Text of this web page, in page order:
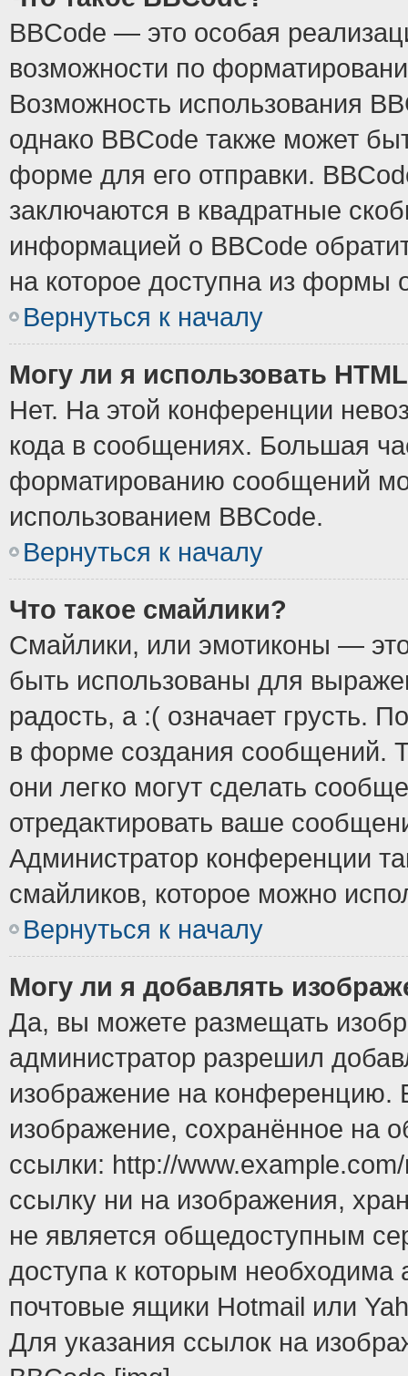
BBCode — это особая
возможности по
Возможность использования
однако BBCode также может
форме для его отправки.
заключаются в квадратные
информацией о BBCode
на которое доступна из формы
Вернуться к началу
Могу ли я использовать
Нет. На этой конференции
кода в сообщениях. Большая
форматированию сообщений
использованием BBCode.
Вернуться к началу
Что такое смайлики?
Смайлики, или эмотиконы —
быть использованы для
радость, а :( означает грусть.
в форме создания сообщений.
они легко могут сделать
отредактировать ваше
Администратор конференции
смайликов, которое можно
Вернуться к началу
Могу ли я добавлять
Да, вы можете размещать
администратор разрешил
изображение на конференцию.
изображение, сохранённое на
ссылки: http://
ссылку ни на изображения,
не является общедоступным
доступа к которым
почтовые ящики Hotmail или
Для указания ссылок на